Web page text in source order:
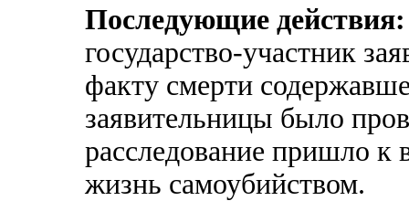
Последующие действия:
государство-участник
факту смерти
заявительницы было
расследование пришло к
жизнь самоубийством.